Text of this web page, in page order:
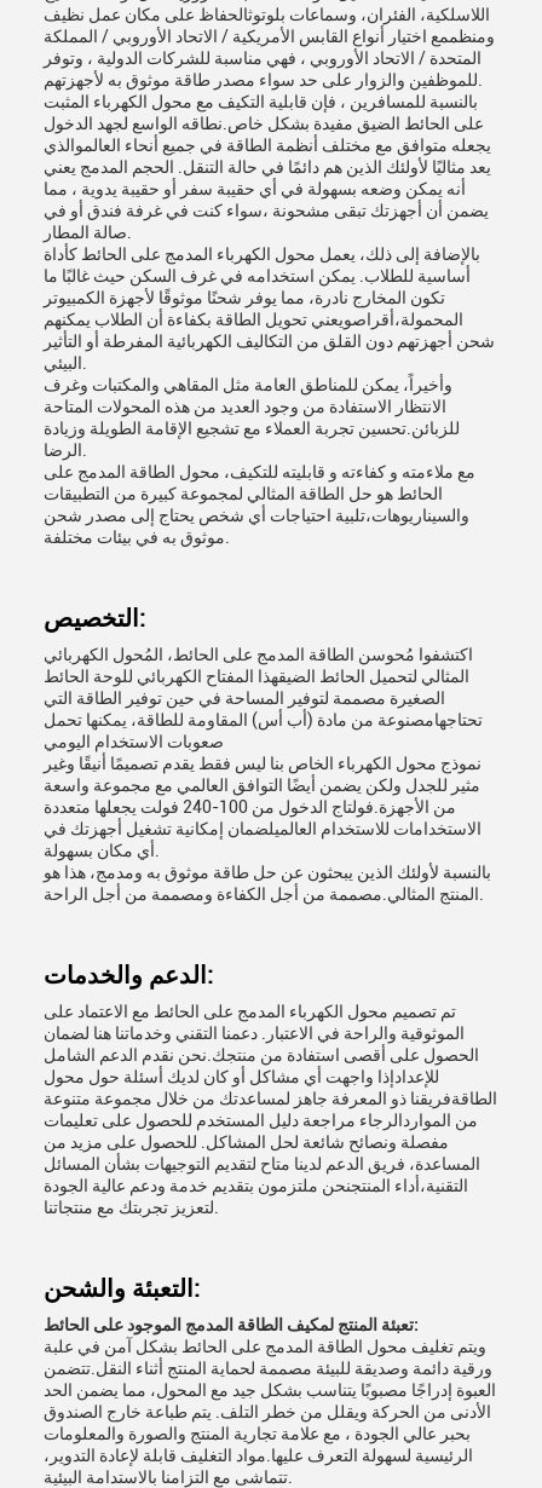
اللاسلكية، الفئران، وسماعات بلوتوثالحفاظ على مكان عمل نظيف
ومنظممع اختيار أنواع القابس الأمريكية / الاتحاد الأوروبي / المملكة
المتحدة / الاتحاد الأوروبي ، فهي مناسبة للشركات الدولية ، وتوفر
بالنسبة للمسافرين ، فإن قابلية التكيف مع محول الكهرباء المثبت
على الحائط الضيق مفيدة بشكل خاص.نطاقه الواسع لجهد الدخول
يجعله متوافق مع مختلف أنظمة الطاقة في جميع أنحاء العالموالذي
يعد مثاليًا لأولئك الذين هم دائمًا في حالة التنقل. الحجم المدمج يعني
أنه يمكن وضعه بسهولة في أي حقيبة سفر أو حقيبة يدوية ، مما
يضمن أن أجهزتك تبقى مشحونة ،سواء كنت في غرفة فندق أو في
بالإضافة إلى ذلك، يعمل محول الكهرباء المدمج على الحائط كأداة
أساسية للطلاب. يمكن استخدامه في غرف السكن حيث غالبًا ما
تكون المخارج نادرة، مما يوفر شحنًا موثوقًا لأجهزة الكمبيوتر
المحمولة،أقراصويعني تحويل الطاقة بكفاءة أن الطلاب يمكنهم
شحن أجهزتهم دون القلق من التكاليف الكهربائية المفرطة أو التأثير
وأخيراً، يمكن للمناطق العامة مثل المقاهي والمكتبات وغرف
الانتظار الاستفادة من وجود العديد من هذه المحولات المتاحة
للزبائن.تحسين تجربة العملاء مع تشجيع الإقامة الطويلة وزيادة
مع ملاءمته و كفاءته و قابليته للتكيف، محول الطاقة المدمج على
الحائط هو حل الطاقة المثالي لمجموعة كبيرة من التطبيقات
والسيناريوهات،تلبية احتياجات أي شخص يحتاج إلى مصدر شحن
التخصيص:
اكتشفوا مُحوسن الطاقة المدمج على الحائط، المُحول الكهربائي
المثالي لتحميل الحائط الضيقهذا المفتاح الكهربائي للوحة الحائط
الصغيرة مصممة لتوفير المساحة في حين توفير الطاقة التي
تحتاجهامصنوعة من مادة (أب أس) المقاومة للطاقة، يمكنها تحمل
صعوبات الاستخدام اليومي
نموذج محول الكهرباء الخاص بنا ليس فقط يقدم تصميمًا أنيقًا وغير
مثير للجدل ولكن يضمن أيضًا التوافق العالمي مع مجموعة واسعة
من الأجهزة.فولتاج الدخول من 100-240 فولت يجعلها متعددة
الاستخدامات للاستخدام العالميلضمان إمكانية تشغيل أجهزتك في
بالنسبة لأولئك الذين يبحثون عن حل طاقة موثوق به ومدمج، هذا هو
الدعم والخدمات:
تم تصميم محول الكهرباء المدمج على الحائط مع الاعتماد على
الموثوقية والراحة في الاعتبار. دعمنا التقني وخدماتنا هنا لضمان
الحصول على أقصى استفادة من منتجك.نحن نقدم الدعم الشامل
للإعدادإذا واجهت أي مشاكل أو كان لديك أسئلة حول محول
الطاقةفريقنا ذو المعرفة جاهز لمساعدتك من خلال مجموعة متنوعة
من المواردالرجاء مراجعة دليل المستخدم للحصول على تعليمات
مفصلة ونصائح شائعة لحل المشاكل. للحصول على مزيد من
المساعدة، فريق الدعم لدينا متاح لتقديم التوجيهات بشأن المسائل
التقنية،أداء المنتجنحن ملتزمون بتقديم خدمة ودعم عالية الجودة
التعبئة والشحن:
تعبئة المنتج لمكيف الطاقة المدمج الموجود على الحائط:
ويتم تغليف محول الطاقة المدمج على الحائط بشكل آمن في علبة
ورقية دائمة وصديقة للبيئة مصممة لحماية المنتج أثناء النقل.تتضمن
العبوة إدراجًا مصبوبًا يتناسب بشكل جيد مع المحول، مما يضمن الحد
الأدنى من الحركة ويقلل من خطر التلف. يتم طباعة خارج الصندوق
بحبر عالي الجودة ، مع علامة تجارية المنتج والصورة والمعلومات
الرئيسية لسهولة التعرف عليها.مواد التغليف قابلة لإعادة التدوير،